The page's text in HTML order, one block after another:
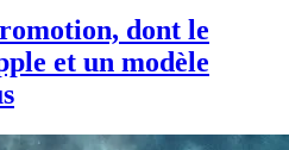
dont le
et un modèle